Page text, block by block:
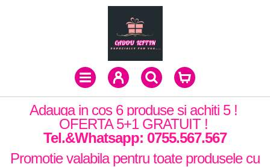
Adauga in cos 6 produse si achiti 5 !
OFERTA 5+1 GRATUIT !
Tel.&Whatsapp: 0755.567.567
Promotie valabila pentru toate produsele cu